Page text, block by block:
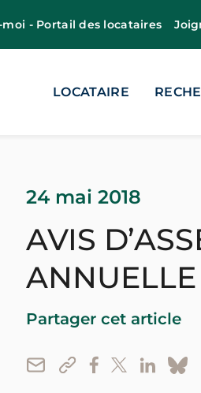
moi - Portail des locataires
LOCATAIRE
24 mai 2018
AVIS
ANNUELLE
Partager cet article